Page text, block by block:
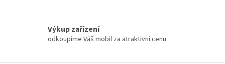
Výkup zařízení
odkoupíme Váš mobil za atraktivní cenu